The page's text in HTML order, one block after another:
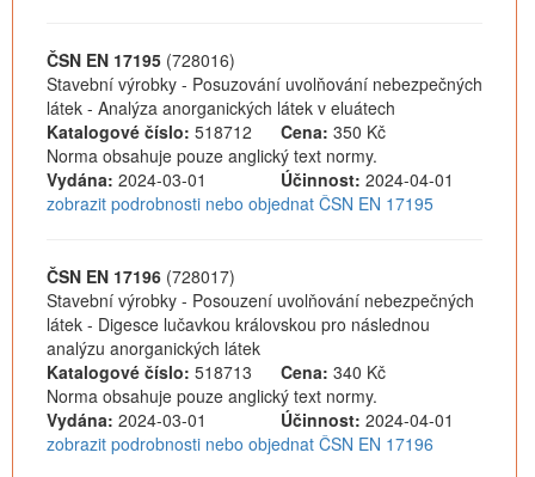
ČSN EN 17195 (728016)
Stavební výrobky - Posuzování uvolňování nebezpečných
látek - Analýza anorganických látek v eluátech
Katalogové číslo: 518712 Cena: 350 Kč
Norma obsahuje pouze anglický text normy.
Vydána: 2024-03-01 Účinnost: 2024-04-01
zobrazit podrobnosti nebo objednat ČSN EN 17195
ČSN EN 17196 (728017)
Stavební výrobky - Posouzení uvolňování nebezpečných
látek - Digesce lučavkou královskou pro následnou
analýzu anorganických látek
Katalogové číslo: 518713 Cena: 340 Kč
Norma obsahuje pouze anglický text normy.
Vydána: 2024-03-01 Účinnost: 2024-04-01
zobrazit podrobnosti nebo objednat ČSN EN 17196